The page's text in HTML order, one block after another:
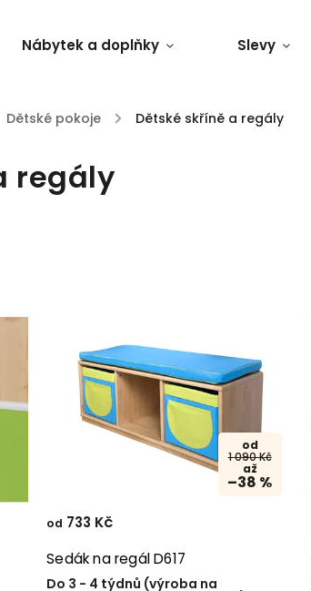
Nábytek a doplňky Slevy
Dětské pokoje / Dětské skříně a regály
regály
od
1 090 Kč
až
–38 %
Sedák na regál D617
Do 3 - 4 týdnů (výroba na
od 733 Kč